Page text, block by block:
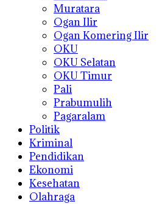
Muratara
Ogan Ilir
Ogan Komering Ilir
OKU
OKU Selatan
OKU Timur
Pali
Prabumulih
Pagaralam
Politik
Kriminal
Pendidikan
Ekonomi
Kesehatan
Olahraga